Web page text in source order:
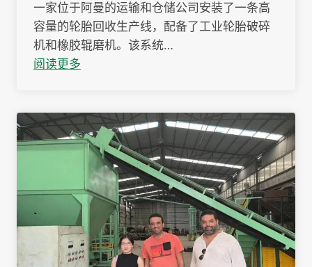
一家位于阿曼的运输和仓储公司安装了一条高
容量的轮胎回收生产线，配备了工业轮胎破碎
机和橡胶辊磨机。该系统…
阅读更多